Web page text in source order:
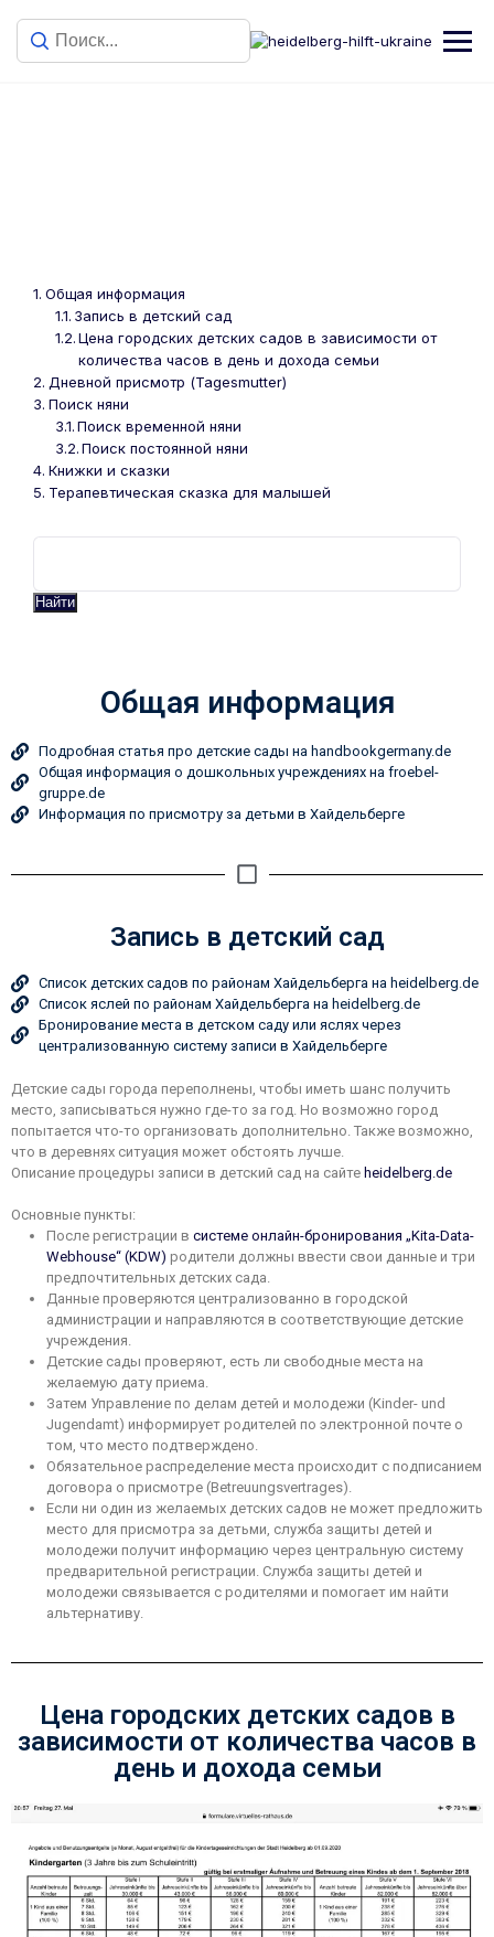
Общая информация
Запись в детский сад
Цена городских детских садов в зависимости от
количества часов в день и дохода семьи
Дневной присмотр (Tagesmutter)
Поиск няни
Поиск временной няни
Поиск постоянной няни
Книжки и сказки
Терапевтическая сказка для малышей
Найти
Общая информация
Подробная статья про детские сады на handbookgermany.de
Общая информация о дошкольных учреждениях на froebel-
gruppe.de
Информация по присмотру за детьми в Хайдельберге
Запись в детский сад
Список детских садов по районам Хайдельберга на heidelberg.de
Список яслей по районам Хайдельберга на heidelberg.de
Бронирование места в детском саду или яслях через
централизованную систему записи в Хайдельберге
Детские сады города переполнены, чтобы иметь шанс получить
место, записываться нужно где-то за год. Но возможно город
попытается что-то организовать дополнительно. Также возможно,
что в деревнях ситуация может обстоять лучше.
Описание процедуры записи в детский сад на сайте heidelberg.de
Основные пункты:
После регистрации в системе онлайн-бронирования „Kita-Data-
Webhouse“ (KDW) родители должны ввести свои данные и три
предпочтительных детских сада.
Данные проверяются централизованно в городской
администрации и направляются в соответствующие детские
учреждения.
Детские сады проверяют, есть ли свободные места на
желаемую дату приема.
Затем Управление по делам детей и молодежи (Kinder- und
Jugendamt) информирует родителей по электронной почте о
том, что место подтверждено.
Обязательное распределение места происходит с подписанием
договора о присмотре (Betreuungsvertrages).
Если ни один из желаемых детских садов не может предложить
место для присмотра за детьми, служба защиты детей и
молодежи получит информацию через центральную систему
предварительной регистрации. Служба защиты детей и
молодежи связывается с родителями и помогает им найти
альтернативу.
Цена городских детских садов в
зависимости от количества часов в
день и дохода семьи